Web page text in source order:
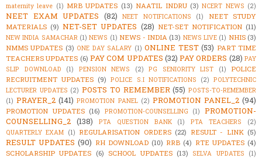
maternity leave (1) MRB UPDATES (13) NAATIL INDRU (3) NCERT NEWS (2)
NEET EXAM UPDATES (82) NEET NOTIFICATIONS (1)
NEET STUDY
MATERIALS (9) NET-SET UPDATES (28) NET-SET NOTIFICATION (11)
NEW INDIA SAMACHAR (1) NEWS (1) NEWS - INDIA (13) NEWS LIVE (1) NHIS (3)
NMMS UPDATES (3) ONE DAY SALARY (1) ONLINE TEST (53) PART TIME
TEACHERS UPDATES (6) PAY COM UPDATES (32) PAY ORDERS (28) PAY
SLIP DOWNLOAD
(1) PENSION NEWS (2) PG SENIORITY LIST (1)
POLICE
RECRUITMENT UPDATES (9) POLICE S.I NOTIFICATIONS (2) POLYTECHNIC
LECTURER UPDATES (2) POSTS TO REMEMBER (55) POSTS-TO-REMEMBER
(1) PRAYER_2 (141) PROMOTION PANEL (2) PROMOTION PANEL_2 (94)
PROMOTION UPDATES (16) PROMOTION-COUNSELLING (1)
PROMOTION-
COUNSELLING_2 (138) PTA QUESTION BANK (1) PTA TEACHERS
(2)
QUARTERLY EXAM (1) REGULARISATION ORDERS (22) RESULT - LINK (5)
RESULT UPDATES (90) RH DOWNLOAD (10) RRB (4) RTE UPDATES (4)
SCHOLARSHIP UPDATES (6) SCHOOL UPDATES (13) SELVA UPDATES
(1)